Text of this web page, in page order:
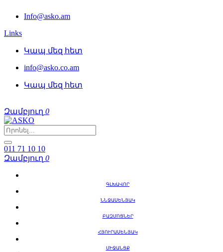
Info@asko.am
Links
Կապ մեզ հետ
info@asko.co.am
Կապ մեզ հետ
Զամբյուղ 0
011 71 10 10
Զամբյուղ 0
ԳԼԽԱՎՈՐ
ՆՆՋԱՍԵՆՅԱԿ
ԲԱԶՄՈՑՆԵՐ
ՀՅՈՒՐԱՍԵՆՅԱԿ
ՄԻՋԱՆՑՔ